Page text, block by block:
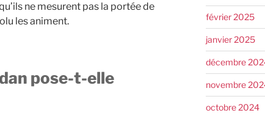
ne mesurent pas la portée de
les animent.
pose-t-elle
février 2025
janvier 2025
décembre
novembre
octobre 2024